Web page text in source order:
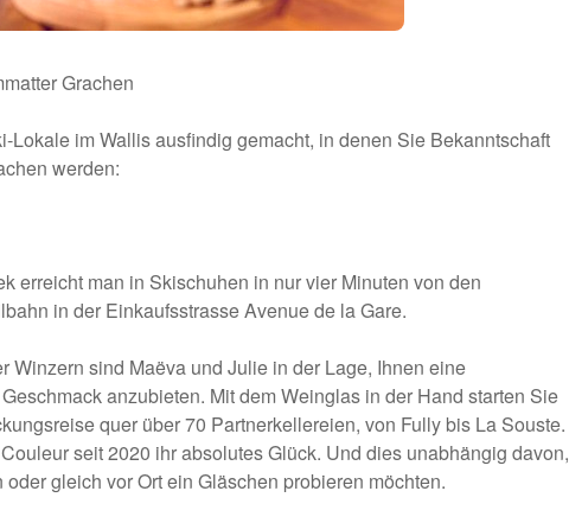
Grachen
im Wallis ausfindig gemacht, in denen Sie Bekanntschaft
werden:
erreicht man in Skischuhen in nur vier Minuten von den
in der Einkaufsstrasse Avenue de la Gare.
Winzern sind Maëva und Julie in der Lage, Ihnen eine
anzubieten. Mit dem Weinglas in der Hand starten Sie
quer über 70 Partnerkellereien, von Fully bis La Souste.
seit 2020 ihr absolutes Glück. Und dies unabhängig davon,
gleich vor Ort ein Gläschen probieren möchten.